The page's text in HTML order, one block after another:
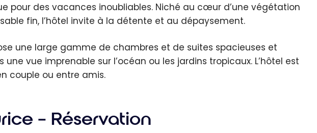
pour des vacances inoubliables. Niché au cœur d’une végétation
fin, l’hôtel invite à la détente et au dépaysement.
une large gamme de chambres et de suites spacieuses et
vue imprenable sur l’océan ou les jardins tropicaux. L’hôtel est
couple ou entre amis.
– Réservation